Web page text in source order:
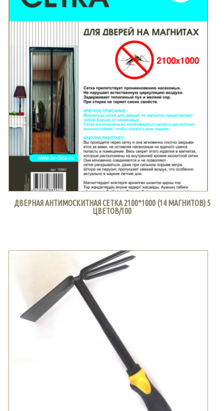
ДВЕРНАЯ АНТИМОСКИТНАЯ СЕТКА 2100*1000 (14 МАГНИТОВ) 5
ЦВЕТОВ/100